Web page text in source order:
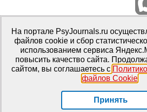
Портал психологических изданий
Правила использования материалов
Свидетельство регистрации СМИЭл № ФС77-
2016 г.
Издатель: ФГБОУ ВО МГППУ
На портале PsyJournals.ru
файлов cookie и сбор
использованием сервиса
повысить качество сайта.
сайтом, вы соглашаетесь с
файлов Cookie.
Принять